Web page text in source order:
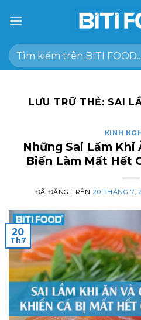
đến
dung
Tìm
kiếm:
LƯU TRỮ THẺ: SAI
KINH
Những Sai Lầm Khi
Biến Làm Mất Hết
ĐÃ ĐĂNG TRÊN20 THÁNG 7,
20
Th7